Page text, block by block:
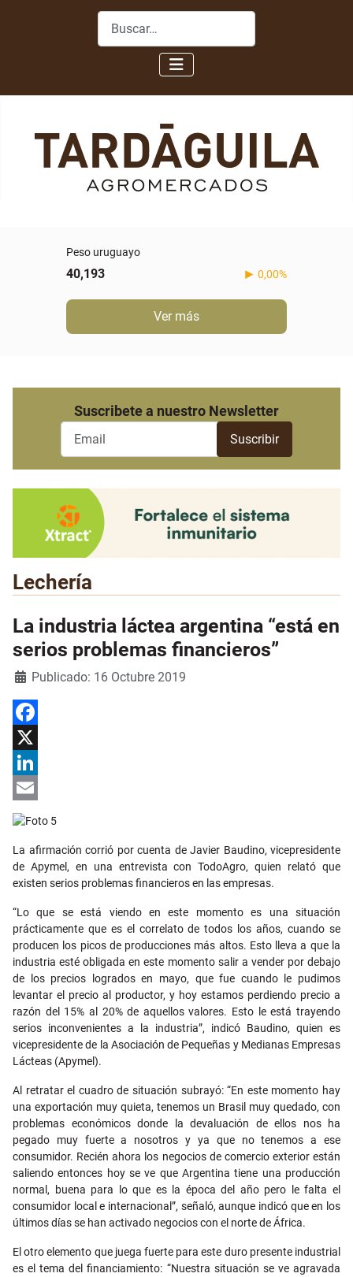
Buscar
Peso uruguayo
40,193 0,00%
Ver más
Suscribete a nuestro Newsletter
Lechería
La industria láctea argentina “está en
serios problemas financieros”
Detalles
Publicado: 16 Octubre 2019
Facebook
X
LinkedIn
Email
La afirmación corrió por cuenta de Javier Baudino, vicepresidente
de Apymel, en una entrevista con TodoAgro, quien relató que
existen serios problemas financieros en las empresas.
“Lo que se está viendo en este momento es una situación
prácticamente que es el correlato de todos los años, cuando se
producen los picos de producciones más altos. Esto lleva a que la
industria esté obligada en este momento salir a vender por debajo
de los precios logrados en mayo, que fue cuando le pudimos
levantar el precio al productor, y hoy estamos perdiendo precio a
razón del 15% al 20% de aquellos valores. Esto le está trayendo
serios inconvenientes a la industria”, indicó Baudino, quien es
vicepresidente de la Asociación de Pequeñas y Medianas Empresas
Lácteas (Apymel).
Al retratar el cuadro de situación subrayó: “En este momento hay
una exportación muy quieta, tenemos un Brasil muy quedado, con
problemas económicos donde la devaluación de ellos nos ha
pegado muy fuerte a nosotros y ya que no tenemos a ese
consumidor. Recién ahora los negocios de comercio exterior están
saliendo entonces hoy se ve que Argentina tiene una producción
normal, buena para lo que es la época del año pero le falta el
consumidor local e internacional”, señaló, aunque indicó que en los
últimos días se han activado negocios con el norte de África.
El otro elemento que juega fuerte para este duro presente industrial
es el tema del financiamiento: “Nuestra situación se ve agravada